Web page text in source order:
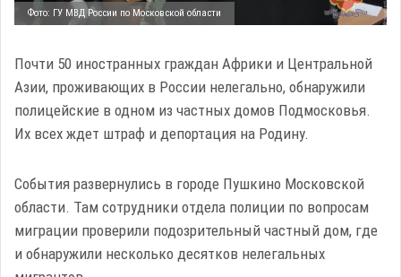
Фото: ГУ МВД России по Московской области
Почти 50 иностранных граждан Африки и Центральной
Азии, проживающих в России нелегально, обнаружили
полицейские в одном из частных домов Подмосковья.
Их всех ждет штраф и депортация на Родину.
События развернулись в городе Пушкино Московской
области. Там сотрудники отдела полиции по вопросам
миграции проверили подозрительный частный дом, где
и обнаружили несколько десятков нелегальных